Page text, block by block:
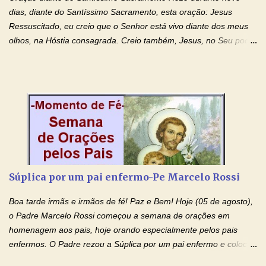
filhos. Mas isso não é o c...
dias, diante do Santíssimo Sacramento, esta oração: Jesus
Ressuscitado, eu creio que o Senhor está vivo diante dos meus
olhos, na Hóstia consagrada. Creio também, Jesus, no Seu poder
creio, Jesus, e clamo que este Sangue seja agora derramado
sobre mim e sobre todos os meus familiares. Eu peço, Senhor
Jesus, que, pelo poder libertador e salvítico deste Sangue,
possamos nos livrar de toda opressão diabólica que possa estar
prejudicando a nossa família. Peço também que atenda, em
especial, este pedido que agora faço na Sua presença:
(apresente aqui o seu pedido...) Eu, desde já, agradeço de
coração, confiante que o Senhor me atenderá. Eu louvo o Pai por
ter nos dado o Senhor, Jesus, como presente de Páscoa. eu
agradeço de coração ao Espíri...
Súplica por um pai enfermo-Pe Marcelo Rossi
Boa tarde irmãs e irmãos de fé! Paz e Bem! Hoje (05 de agosto),
o Padre Marcelo Rossi começou a semana de orações em
homenagem aos pais, hoje orando especialmente pelos pais
enfermos. O Padre rezou a Súplica por um pai enfermo e colocou